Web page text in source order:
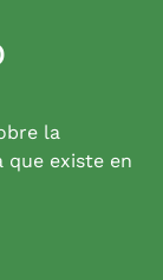
la
que existe en